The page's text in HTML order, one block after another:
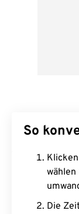
So
wählen
Die